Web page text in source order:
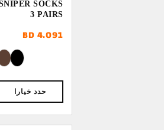
SOCKS
3 PAIRS
4.091
BD
حدد خيارا